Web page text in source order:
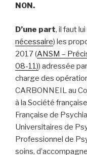
NON.
D’une part, il faut
nécessaire) les
2017 (ANSM –
08-11)) adressée
charge des
CARBONNEIL au
à la Société
Française de
Universitaires de
Professionnel de
soins,